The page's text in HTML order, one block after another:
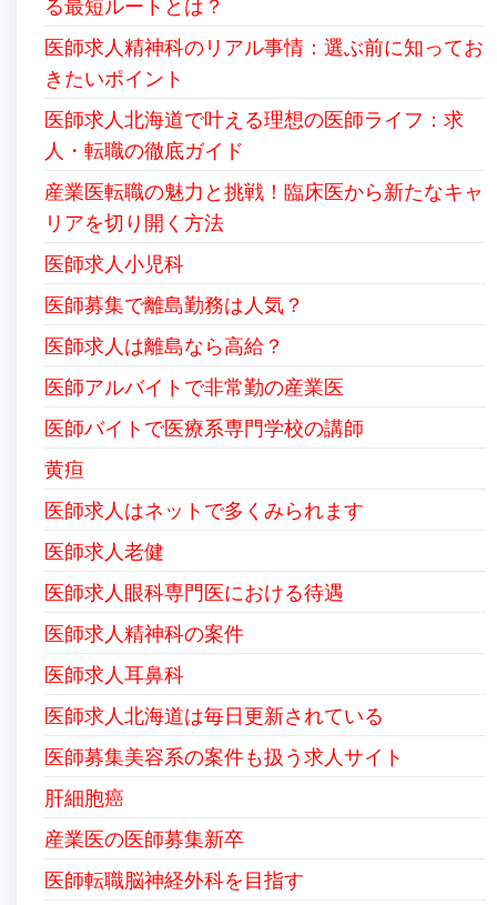
る最短ルートとは？
医師求人精神科のリアル事情：選ぶ前に知ってお
きたいポイント
医師求人北海道で叶える理想の医師ライフ：求
人・転職の徹底ガイド
産業医転職の魅力と挑戦！臨床医から新たなキャ
リアを切り開く方法
医師求人小児科
医師募集で離島勤務は人気？
医師求人は離島なら高給？
医師アルバイトで非常勤の産業医
医師バイトで医療系専門学校の講師
黄疸
医師求人はネットで多くみられます
医師求人老健
医師求人眼科専門医における待遇
医師求人精神科の案件
医師求人耳鼻科
医師求人北海道は毎日更新されている
医師募集美容系の案件も扱う求人サイト
肝細胞癌
産業医の医師募集新卒
医師転職脳神経外科を目指す